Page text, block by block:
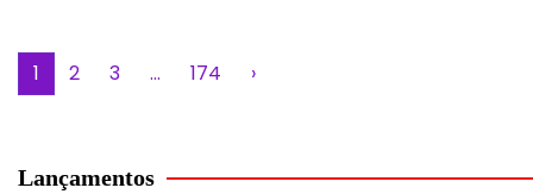
1 2 3 … 174 ›
Lançamentos